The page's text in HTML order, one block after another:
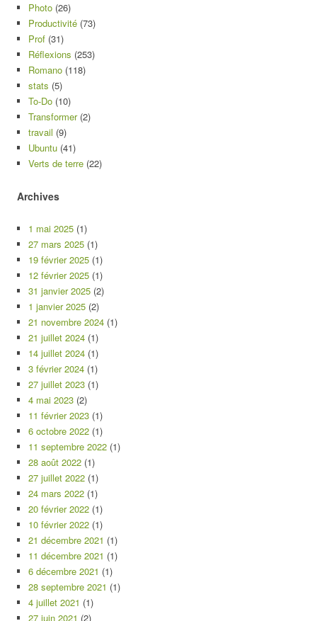
Photo (26)
Productivité (73)
Prof (31)
Réflexions (253)
Romano (118)
stats (5)
To-Do (10)
Transformer(2)
travail (9)
Ubuntu (41)
Verts de terre (22)
Archives
1 mai 2025 (1)
27 mars 2025 (1)
19 février 2025 (1)
12 février 2025 (1)
31 janvier 2025 (2)
1 janvier 2025 (2)
21 novembre 2024 (1)
21 juillet 2024 (1)
14 juillet 2024 (1)
3 février 2024 (1)
27 juillet 2023 (1)
4 mai 2023 (2)
11 février 2023 (1)
6 octobre 2022 (1)
11 septembre 2022 (1)
28 août 2022 (1)
27 juillet 2022 (1)
24 mars 2022 (1)
20 février 2022 (1)
10 février 2022 (1)
21 décembre 2021 (1)
11 décembre 2021 (1)
6 décembre 2021 (1)
28 septembre 2021 (1)
4 juillet 2021 (1)
27 juin 2021 (2)